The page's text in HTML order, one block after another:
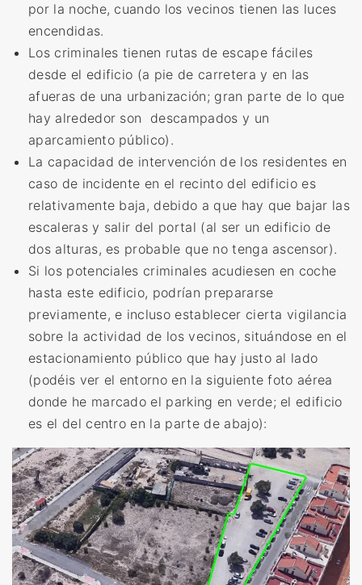
por la noche, cuando los vecinos tienen las luces
encendidas.
Los criminales tienen rutas de escape fáciles
desde el edificio (a pie de carretera y en las
afueras de una urbanización; gran parte de lo que
hay alrededor son descampados y un
aparcamiento público).
La capacidad de intervención de los residentes en
caso de incidente en el recinto del edificio es
relativamente baja, debido a que hay que bajar las
escaleras y salir del portal (al ser un edificio de
dos alturas, es probable que no tenga ascensor).
Si los potenciales criminales acudiesen en coche
hasta este edificio, podrían prepararse
previamente, e incluso establecer cierta vigilancia
sobre la actividad de los vecinos, situándose en el
estacionamiento público que hay justo al lado
(podéis ver el entorno en la siguiente foto aérea
donde he marcado el parking en verde; el edificio
es el del centro en la parte de abajo):